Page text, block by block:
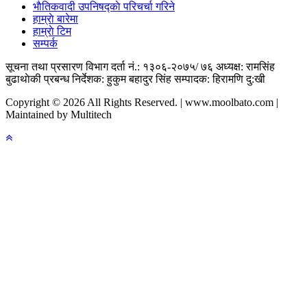
भाैतिकवादी उपनिषद्काे परिचर्चा गरिने
हाम्राे बारेमा
हाम्राे टिम
सम्पर्क
सूचना तथा प्रसारण विभाग दर्ता नं.: १३०६-२०७५/ ७६ अध्यक्ष: रामसिंह
बुढाथाेकी प्रबन्ध निर्देशक: हुकुम बहादुर सिंह सम्पादक: हिरामणि दु:खी
Copyright © 2026 All Rights Reserved. | www.moolbato.com |
Maintained by Multitech